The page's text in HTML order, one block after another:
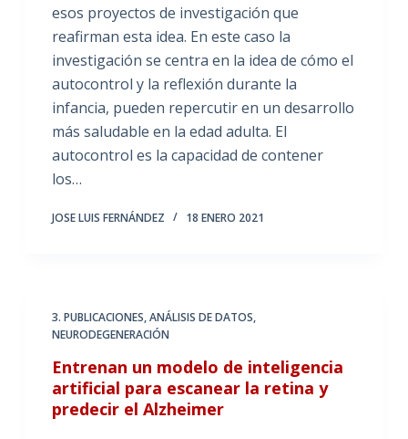
esos proyectos de investigación que
reafirman esta idea. En este caso la
investigación se centra en la idea de cómo el
autocontrol y la reflexión durante la
infancia, pueden repercutir en un desarrollo
más saludable en la edad adulta. El
autocontrol es la capacidad de contener
los…
JOSE LUIS FERNÁNDEZ 18 ENERO 2021
3. PUBLICACIONES,ANÁLISIS DE DATOS,
NEURODEGENERACIÓN
Entrenan un modelo de inteligencia
artificial para escanear la retina y
predecir el Alzheimer